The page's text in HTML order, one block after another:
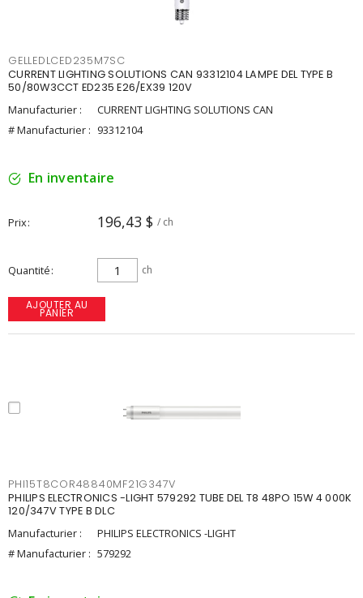
GELLEDLCED235M7SC
CURRENT LIGHTING SOLUTIONS CAN 93312104 LAMPE DEL TYPE B
50/80W3CCT ED235 E26/EX39 120V
Manufacturier :
CURRENT LIGHTING SOLUTIONS CAN
# Manufacturier : 93312104
En inventaire
Prix 196,43 $ / ch
Quantité ch
AJOUTER AU
PANIER
PHI15T8COR48840MF21G347V
PHILIPS ELECTRONICS -LIGHT 579292 TUBE DEL T8 48PO 15W 4 000K
120/347V TYPE B DLC
Manufacturier :
PHILIPS ELECTRONICS -LIGHT
# Manufacturier : 579292